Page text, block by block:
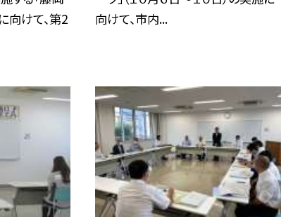
向けて、第2
向けて、市内...